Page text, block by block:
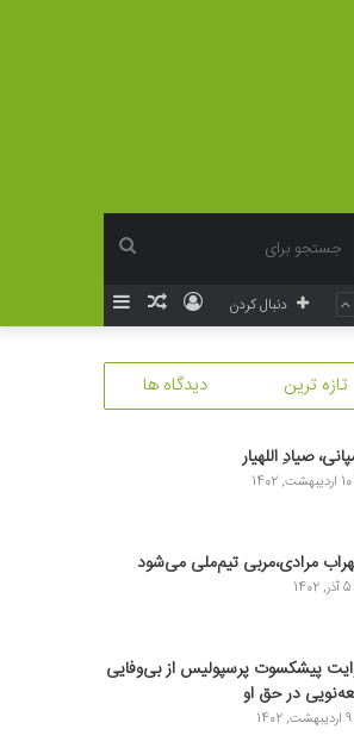
براینوشته
ورود دنبال کردن
تازه ترین دیدگاه ها
صیادِ اللهیار
10 اردیبهشت, 1402
مرادی،مربی تیم‌ملی می‌شود
5 آذر, 1402
پیشکسوت پرسپولیس از بی‌وفایی
در حق او
9 اردیبهشت, 1402